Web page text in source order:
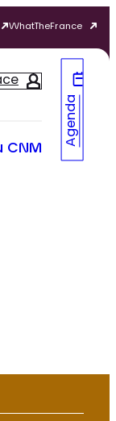
WhatTheFrance
CNM
Agenda